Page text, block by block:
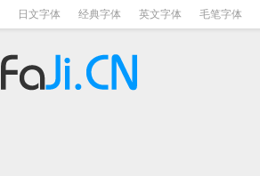
日文字体 经典字体 英文字体 毛笔字体